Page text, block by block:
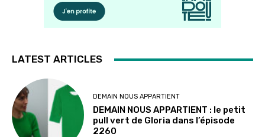
LATEST ARTICLES
DEMAIN NOUS APPARTIENT
DEMAIN NOUS APPARTIENT : le petit
pull vert de Gloria dans l’épisode
2260